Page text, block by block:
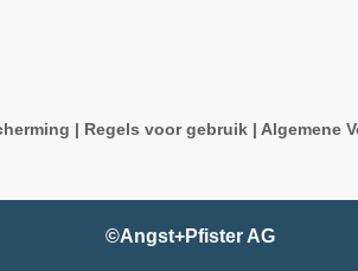
| Regels voor gebruik| Algemene
©Angst+Pfister AG